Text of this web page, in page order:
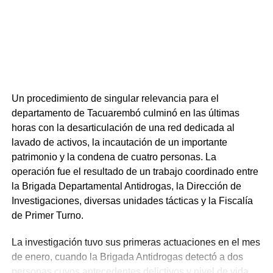
Un procedimiento de singular relevancia para el
departamento de Tacuarembó culminó en las últimas
horas con la desarticulación de una red dedicada al
lavado de activos, la incautación de un importante
patrimonio y la condena de cuatro personas. La
operación fue el resultado de un trabajo coordinado entre
la Brigada Departamental Antidrogas, la Dirección de
Investigaciones, diversas unidades tácticas y la Fiscalía
de Primer Turno.
La investigación tuvo sus primeras actuaciones en el mes
de enero, cuando la Brigada Antidrogas detectó a dos